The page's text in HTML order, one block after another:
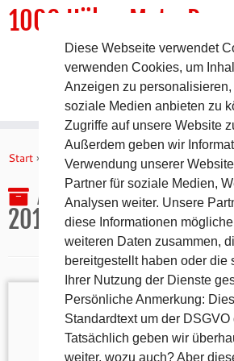
Inhalt
1000
DER Rundwanderweg um
Start » 2016 » September » 7.
Archiv für den Tag:7.
2016
wurde am 5.9.16 erneuert. Das
Diese Webseite verwendet
verwenden Cookies, um
Anzeigen zu
soziale Medien anbieten zu
Zugriffe auf unsere Website
Außerdem geben wir
Verwendung unserer
Partner für soziale Medien,
Analysen weiter. Unsere
diese Informationen
weiteren Daten zusammen,
bereitgestellt haben oder die
Ihrer Nutzung der Dienste
Persönliche Anmerkung:
Standardtext um der DSGVO
Tatsächlich geben wir
weiter, wozu auch? Aber